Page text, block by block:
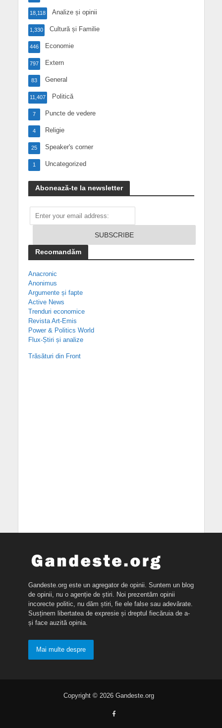
Analize și opinii
18,118
Cultură și Familie
1,330
Economie
446
Extern
797
General
83
Politică
11,407
Puncte de vedere
7
Religie
4
Speaker's corner
25
Uncategorized
1
Abonează-te la newsletter
Recomandăm
Anacronic
Anonimus
Argumente și fapte
Active News
Trenduri economice
Revista Art-Emis
Power & Politics World
Flux-Știri și analize
Trăsături din Front
Gandeste.org este un agregator de opinii. Suntem un blog
de opinii, nu o agenție de știri. Noi prezentăm opinii
incorecte politic, nu dăm știri, fie ele false sau adevărate.
Susținem libertatea de expresie și dreptul fiecăruia de a-
și face auzită opinia.
Mai multe despre
Copyright © 2026 Gandeste.org